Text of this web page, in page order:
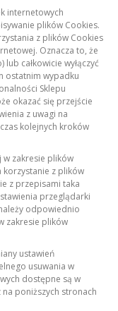
internetowych
plików Cookies.
z plików Cookies
Oznacza to, że
całkowicie wyłączyć
ostatnim wypadku
Sklepu
okazać się przejście
z uwagi na
kolejnych kroków
zakresie plików
korzystanie z plików
z przepisami taka
przeglądarki
odpowiednio
zakresie plików
ustawień
usuwania w
dostępne są w
poniższych stronach